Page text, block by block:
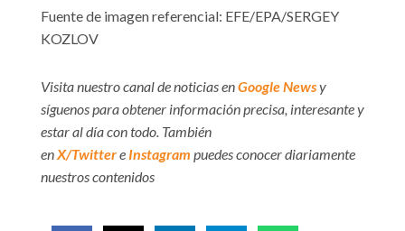
Fuente de imagen referencial: EFE/EPA/SERGEY
KOZLOV
Visita nuestro canal de noticias enGoogle Newsy
síguenos para obtener información precisa, interesante y
estar al día con todo. También
enX/Twittere Instagram puedes conocer diariamente
nuestros contenidos